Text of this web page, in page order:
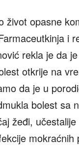
život opasne
i
rekla je da
otkrije na
da je u
bolest sa
žeđi,